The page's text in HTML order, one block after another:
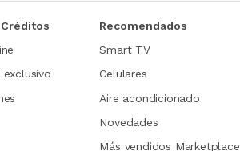
Recomendados
Smart TV
Celulares
Aire acondicionado
Novedades
Más vendidos Marketplace